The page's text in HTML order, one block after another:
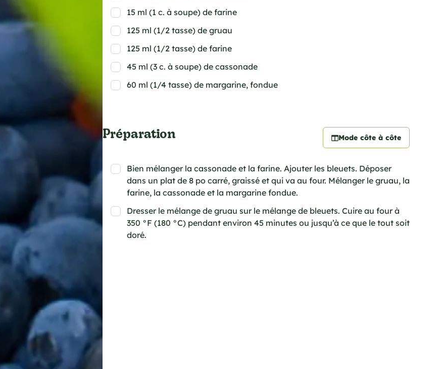
15 ml (1 c. à soupe) de farine
125 ml (1/2 tasse) de gruau
125 ml (1/2 tasse) de farine
45 ml (3 c. à soupe) de cassonade
60 ml (1/4 tasse) de margarine, fondue
Préparation Mode côte à côte
Bien mélanger la cassonade et la farine. Ajouter les bleuets. Déposer
dans un plat de 8 po carré, graissé et qui va au four. Mélanger le gruau, la
farine, la cassonade et la margarine fondue.
Dresser le mélange de gruau sur le mélange de bleuets. Cuire au four à
350 °F (180 °C) pendant environ 45 minutes ou jusqu’à ce que le tout soit
doré.